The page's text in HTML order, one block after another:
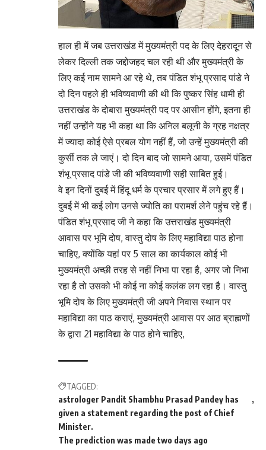
हाल ही में जब उत्तराखंड में मुख्यमंत्री पद के लिए देहरादून से
लेकर दिल्ली तक जद्दोजहद चल रही थी और मुख्यमंत्री के
लिए कई नाम सामने आ रहे थे, तब पंडित शंभू प्रसाद पांडे ने
दो दिन पहले ही भविष्यवाणी की थी कि पुष्कर सिंह धामी ही
उत्तराखंड के दोबारा मुख्यमंत्री पद पर आसीन होंगे, इतना ही
नहीं उन्होंने यह भी कहा था कि अनिल बलूनी के ग्रह नक्षत्र
में ज्यादा कोई ऐसे प्रबल योग नहीं हैं, जो उन्हें मुख्यमंत्री की
कुर्सी तक ले जाएं। दो दिन बाद जो सामने आया, उसमें पंडित
शंभू प्रसाद पांडे जी की भविष्यवाणी सही साबित हुई।
वे इन दिनों दुबई में हिंदू धर्म के प्रचार प्रसार में लगे हुए हैं।
दुबई में भी कई लोग उनसे ज्योति का परामर्श लेने पहुंच रहे हैं।
पंडित शंभू प्रसाद जी ने कहा कि उत्तराखंड मुख्यमंत्री
आवास पर भूमि दोष, वास्तु दोष के लिए महाविद्या पाठ होना
चाहिए, क्योंकि यहां पर 5 साल का कार्यकाल कोई भी
मुख्यमंत्री अच्छी तरह से नहीं निभा पा रहा है, अगर जो निभा
रहा है तो उसको भी कोई ना कोई कलंक लग रहा है। वास्तु
भूमि दोष के लिए मुख्यमंत्री जी अपने निवास स्थान पर
महाविद्या का पाठ कराएं, मुख्यमंत्री आवास पर आठ ब्राह्मणों
के द्वारा 21 महाविद्या के पाठ होने चाहिए,
TAGGED:
astrologer Pandit Shambhu Prasad Pandey has
given a statement regarding the post of Chief
Minister.
The prediction was made two days ago